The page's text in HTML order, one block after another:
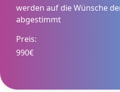
werden auf die Wünsche
abgestimmt
Preis:
990€